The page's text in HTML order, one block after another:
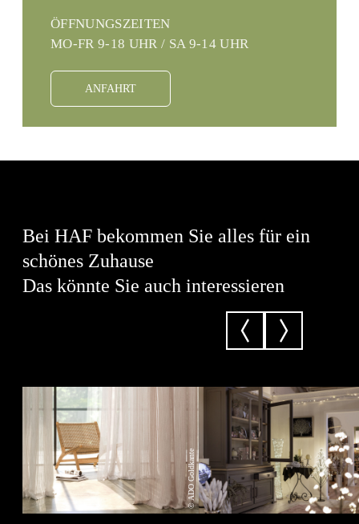
ÖFFNUNGSZEITEN
MO-FR 9-18 UHR / SA 9-14 UHR
ANFAHRT
Bei HAF bekommen Sie alles für ein
schönes Zuhause
Das könnte Sie auch interessieren
© ADO Goldkante